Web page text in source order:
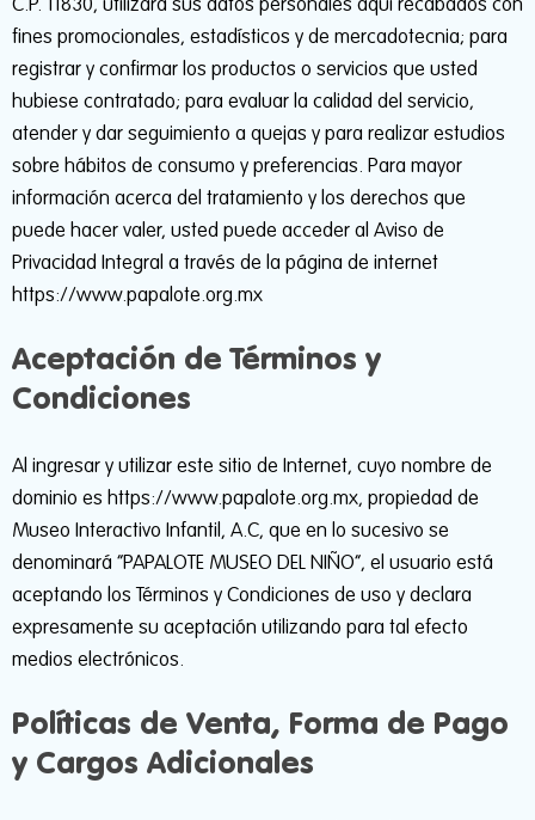
C.P. 11830, utilizará sus datos personales aquí recabados con
fines promocionales, estadísticos y de mercadotecnia; para
registrar y confirmar los productos o servicios que usted
hubiese contratado; para evaluar la calidad del servicio,
atender y dar seguimiento a quejas y para realizar estudios
sobre hábitos de consumo y preferencias. Para mayor
información acerca del tratamiento y los derechos que
puede hacer valer, usted puede acceder al Aviso de
Privacidad Integral a través de la página de internet
https://www.papalote.org.mx
Aceptación de Términos y
Condiciones
Al ingresar y utilizar este sitio de Internet, cuyo nombre de
dominio es https://www.papalote.org.mx, propiedad de
Museo Interactivo Infantil, A.C, que en lo sucesivo se
denominará “PAPALOTE MUSEO DEL NIÑO”, el usuario está
aceptando los Términos y Condiciones de uso y declara
expresamente su aceptación utilizando para tal efecto
medios electrónicos.
Políticas de Venta, Forma de Pago
y Cargos Adicionales